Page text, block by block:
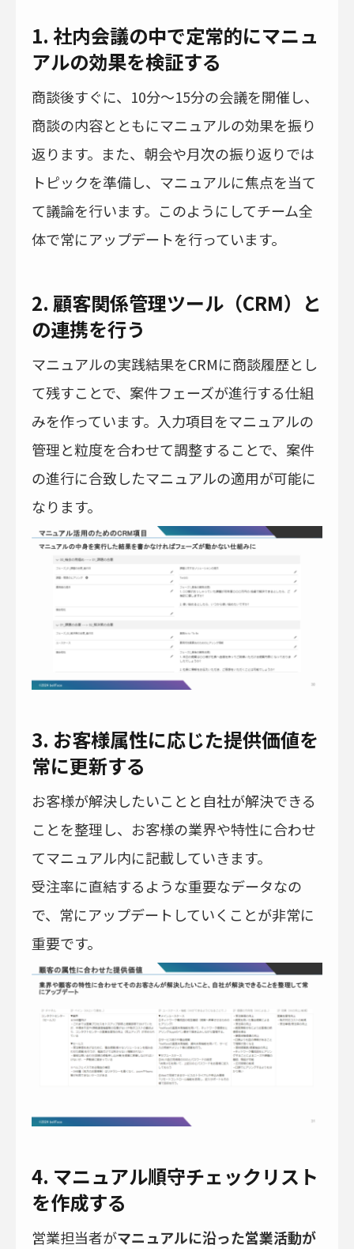
1. 社内会議の中で定常的にマニュ
アルの効果を検証する
商談後すぐに、10分〜15分の会議を開催し、
商談の内容とともにマニュアルの効果を振り
返ります。また、朝会や月次の振り返りでは
トピックを準備し、マニュアルに焦点を当て
て議論を行います。このようにしてチーム全
体で常にアップデートを行っています。
2. 顧客関係管理ツール（CRM）と
の連携を行う
マニュアルの実践結果をCRMに商談履歴とし
て残すことで、案件フェーズが進行する仕組
みを作っています。入力項目をマニュアルの
管理と粒度を合わせて調整することで、案件
の進行に合致したマニュアルの適用が可能に
なります。
3. お客様属性に応じた提供価値を
常に更新する
お客様が解決したいことと自社が解決できる
ことを整理し、お客様の業界や特性に合わせ
てマニュアル内に記載していきます。
受注率に直結するような重要なデータなの
で、常にアップデートしていくことが非常に
重要です。
4. マニュアル順守チェックリスト
を作成する
営業担当者がマニュアルに沿った営業活動が